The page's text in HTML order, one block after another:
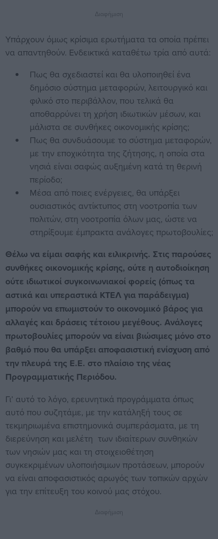
Διαφήμιση
Υπάρχουν όμως κρίσιμα ερωτήματα τα οποία πρέπει
να απαντηθούν. Ενδεικτικά καταθέτω τρία από αυτά:
Πως θα σχεδιαστεί και θα υλοποιηθεί ένα
δημόσιο σύστημα μεταφορών, λειτουργικό και
φιλικό στο περιβάλλον, που τελικά θα
αποθαρρύνει τη χρήση ιδιωτικών μέσων, και
μάλιστα σε συνθήκες οικονομικής κρίσης;
Πως θα συνδυάσουμε το σύστημα μεταφορών,
με την εποχικότητα της ζήτησης, η οποία στα
νησιά είναι σαφώς αυξημένη κατά τη θερινή
περίοδο;
Μέσα από ποιες ενέργειες, θα υπάρξει
ουσιαστικός αντίκτυπος στη νοοτροπία των
πολιτών, στη νοοτροπία όλων μας, ώστε να
στηρίξουμε έμπρακτα ανάλογες πρωτοβουλίες;
Θέλω να είμαι σαφής και ειλικρινής. Στις παρούσες
συνθήκες οικονομικής κρίσης, ούτε η αυτοδιοίκηση
ούτε ιδιωτικοί συγκοινωνιακοί φορείς (όπως τα
αστικά και υπεραστικά ΚΤΕΛ για παράδειγμα)
μπορούν να επωμιστούν το οικονομικό βάρος για
αλλαγές και δράσεις τέτοιου μεγέθους. Ανάλογες
πρωτοβουλίες μπορούν να είναι βιώσιμες μόνο στο
βαθμό που θα υπάρξει αποφασιστική ενίσχυση από
την πλευρά της Ε.Ε. στο πλαίσιο της νέας
Προγραμματικής Περιόδου.
Γι’ αυτό το λόγο, ερευνητικά προγράμματα όπως
αυτό που συζητάμε, με την κατάληξή τους σε
τεκμηριωμένα επιστημονικά συμπεράσματα, με τη
διερεύνηση και μελέτη των ιδιαίτερων συνθηκών
των νησιών μας και τη στοιχειοθέτηση
συγκεκριμένων υλοποιήσιμων προτάσεων, μπορούν
να είναι αποφασιστικός αρωγός των τοπικών αρχών
για την επίτευξη του κοινού μας στόχου.
Διαφήμιση